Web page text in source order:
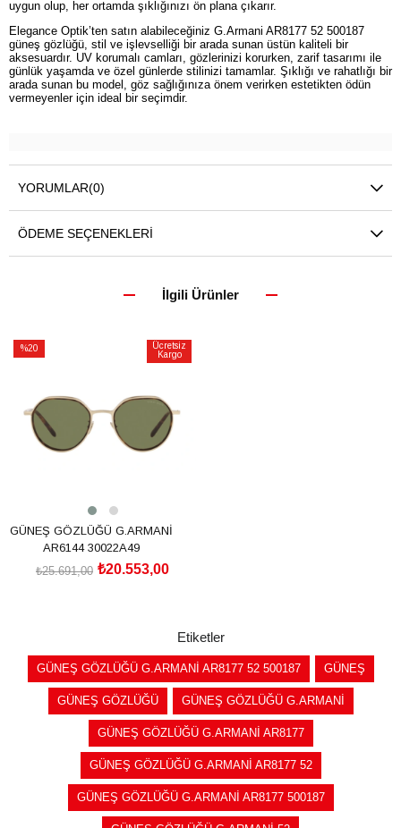
uygun olup, her ortamda şıklığınızı ön plana çıkarır.
Elegance Optik’ten satın alabileceğiniz G.Armani AR8177 52 500187
güneş gözlüğü, stil ve işlevselliği bir arada sunan üstün kaliteli bir
aksesuardır. UV korumalı camları, gözlerinizi korurken, zarif tasarımı ile
günlük yaşamda ve özel günlerde stilinizi tamamlar. Şıklığı ve rahatlığı bir
arada sunan bu model, göz sağlığınıza önem verirken estetikten ödün
vermeyenler için ideal bir seçimdir.
YORUMLAR(0)
ÖDEME SEÇENEKLERI
İlgili Ürünler
%20
Ücretsiz
Kargo
GÜNEŞ GÖZLÜĞÜ G.ARMANİ
AR6144 30022A49
₺20.553,00
₺25.691,00
Etiketler
GÜNEŞ GÖZLÜĞÜ G.ARMANİ AR8177 52 500187 GÜNEŞ
GÜNEŞ GÖZLÜĞÜ GÜNEŞ GÖZLÜĞÜ G.ARMANİ
GÜNEŞ GÖZLÜĞÜ G.ARMANİ AR8177
GÜNEŞ GÖZLÜĞÜ G.ARMANİ AR8177 52
GÜNEŞ GÖZLÜĞÜ G.ARMANİ AR8177 500187